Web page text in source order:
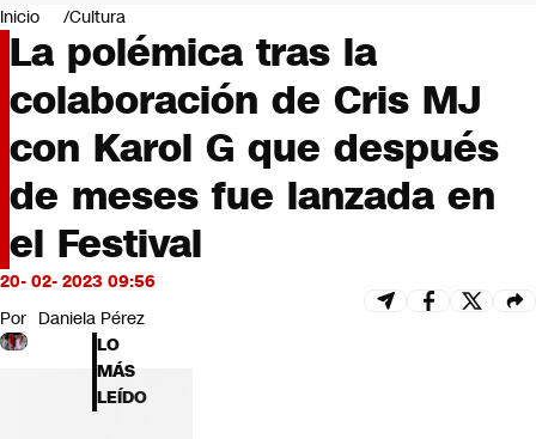
Negocios
Deportes
Programas completos
Cultura
Servicios
Bits
CNN tiempo
Futuro 360
Opinión
Inicio Cultura
La polémica tras la
colaboración de Cris MJ
con Karol G que después
de meses fue lanzada en
el Festival
20- 02- 2023 09:56
Por Daniela Pérez
LO
MÁS
LEÍDO